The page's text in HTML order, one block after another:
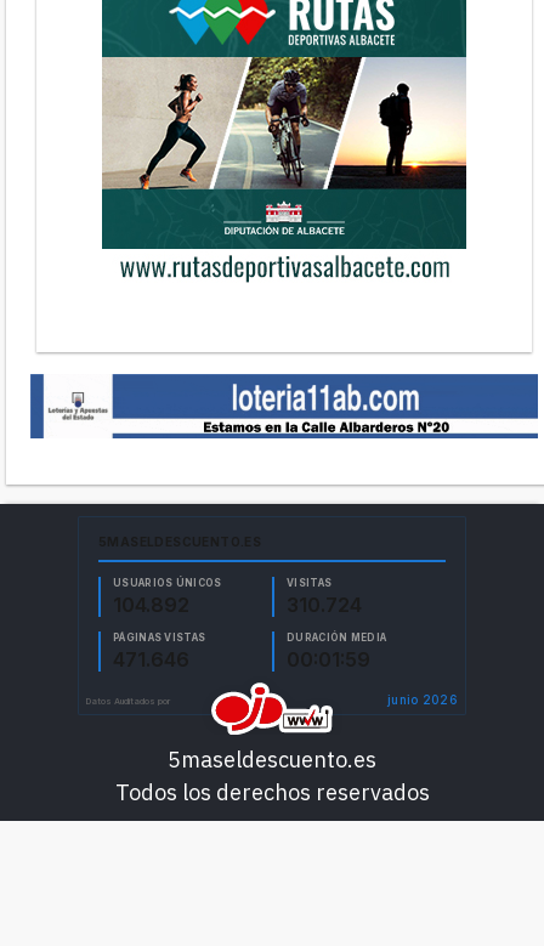
5maseldescuento.es
Todos los derechos reservados